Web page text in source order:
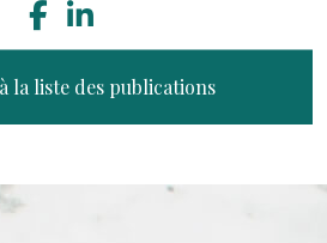
la liste des publications